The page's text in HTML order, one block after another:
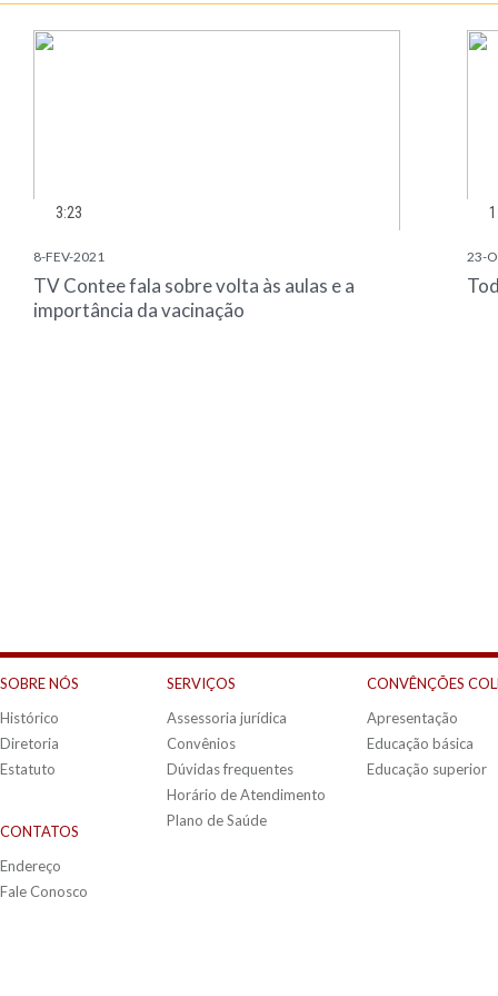
3:23
8-FEV-2021
TV Contee fala sobre volta às aulas e a
importância da vacinação
23-
SOBRE NÓS
Histórico
Diretoria
Estatuto
CONTATOS
Endereço
Fale Conosco
SERVIÇOS
Assessoria jurídica
Convênios
Dúvidas frequentes
Horário de Atendimento
Plano de Saúde
CONVÊNÇÕES
Apresentação
Educação básica
Educação superior